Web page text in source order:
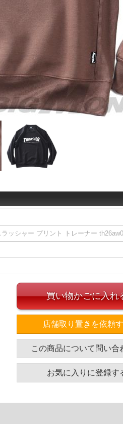
ッシャー プリント トレーナー
、ストリートシーンに合うアイテムで
着丈
132 77
144 83
買い物かごに入れ
店舗取り置きを依頼
この商品について問い合
お気に入りに登録す